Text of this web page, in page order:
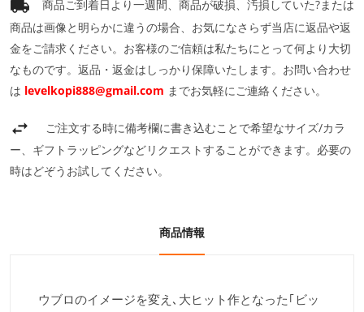
商品ご到着日より一週間、商品が破損、汚損していた?または
商品は画像と明らかに違うの場合、お気になさらず当店に返品や返
金をご請求ください。お客様のご信頼は私たちにとって何より大切
なものです。返品・返金はしっかり保障いたします。お問い合わせ
は levelkopi888@gmail.com までお気軽にご連絡ください。
ご注文する時に備考欄に書き込むことで希望なサイズ/カラ
ー、ギフトラッピングなどリクエストすることができます。必要の
時はどぞうお試してください。
商品情報
ウブロのイメージを変え､大ヒット作となった｢ビッ